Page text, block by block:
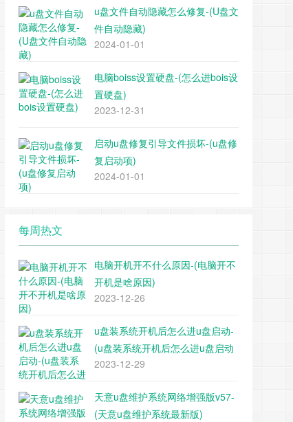
u盘文件自动隐藏怎么修复-(U盘文
件自动隐藏)
2024-01-01
电脑boiss设置硬盘-(怎么进bois设
置硬盘)
2023-12-31
启动u盘修复引导文件损坏-(u盘修
复启动项)
2024-01-01
每周热文
电脑开机开不什么原因-(电脑开不
开机是啥原因)
2023-12-26
u盘装系统开机后怎么进u盘启动-
(u盘装系统开机后怎么进u盘启动
项)
2023-12-29
天意u盘维护系统网络增强版v57-
(天意u盘维护系统最新版)